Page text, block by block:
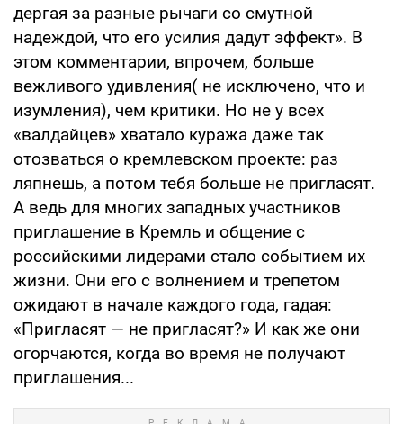
дергая за разные рычаги со смутной
надеждой, что его усилия дадут эффект». В
этом комментарии, впрочем, больше
вежливого удивления( не исключено, что и
изумления), чем критики. Но не у всех
«валдайцев» хватало куража даже так
отозваться о кремлевском проекте: раз
ляпнешь, а потом тебя больше не пригласят.
А ведь для многих западных участников
приглашение в Кремль и общение с
российскими лидерами стало событием их
жизни. Они его с волнением и трепетом
ожидают в начале каждого года, гадая:
«Пригласят — не пригласят?» И как же они
огорчаются, когда во время не получают
приглашения...